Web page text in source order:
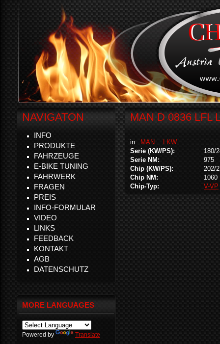
MAN D 0836 LFL
in MAN
LKW
Serie (KW/PS):
180/
Serie NM:
975
Chip (KW/PS):
202/
Chip NM:
1060
Chip-Typ:
V-VP
NAVIGATON
INFO
PRODUKTE
FAHRZEUGE
E-BIKE TUNING
FAHRWERK
FRAGEN
PREIS
INFO-FORMULAR
VIDEO
LINKS
FEEDBACK
KONTAKT
AGB
DATENSCHUTZ
MORE LANGUAGES
Powered by Translate